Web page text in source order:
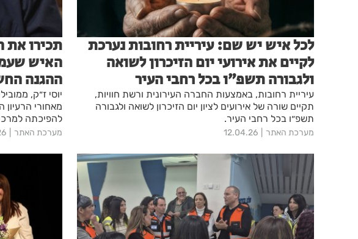
לכל איש יש שם: עיריית רחובות נערכת
לקיים את אירועי יום הזיכרון לשואה
ולגבורה תשפ״ו בכל רחבי העיר
עיריית רחובות, באמצעות החברה העירונית ורשת חוויות,
תקיים שורה של אירועים לציון יום הזיכרון לשואה ולגבורה
תשפ״ו בכל רחבי העיר.
מערכת האתר 12.04.26
תכירו
האיש
ההגנה
יוסי ז״ק,
מאחורי
להפיכתה
מערכת האתר